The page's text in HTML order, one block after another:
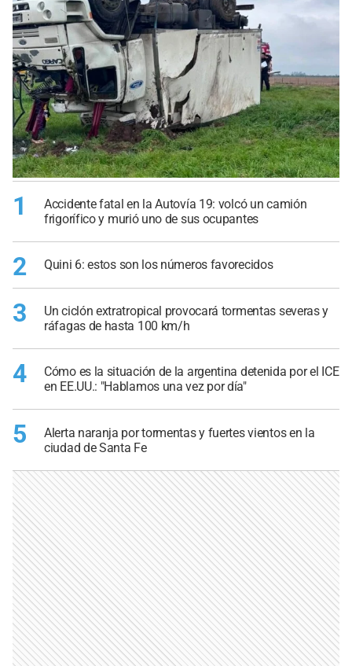
1
Accidente fatal en la Autovía 19: volcó un camión
frigorífico y murió uno de sus ocupantes
2 Quini 6: estos son los números favorecidos
3
Un ciclón extratropical provocará tormentas severas y
ráfagas de hasta 100 km/h
4
Cómo es la situación de la argentina detenida por el ICE
en EE.UU.: "Hablamos una vez por día"
5
Alerta naranja por tormentas y fuertes vientos en la
ciudad de Santa Fe